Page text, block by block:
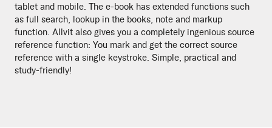
tablet and mobile. The e-book has extended functions such
as full search, lookup in the books, note and markup
function. Allvit also gives you a completely ingenious source
reference function: You mark and get the correct source
reference with a single keystroke. Simple, practical and
study-friendly!